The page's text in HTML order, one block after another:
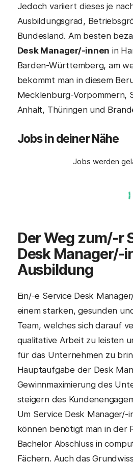
Jedoch variiert dieses je
Ausbildungsgrad,
Bundesland. Am besten
Desk Manager/-innen in
Barden-Württemberg, am
bekommt man in diesem
Mecklenburg-Vorpommern,
Anhalt, Thüringen und
Jobs in deiner Nähe
Jobs werden
Der Weg zum/-r
Desk Manager/-
Ausbildung
Ein/-e Service Desk
einem starken, gesunden
Team, welches sich darauf
qualitative Arbeit zu leisten
für das Unternehmen zu
Hauptaufgabe der Desk
Gewinnmaximierung des
steigern des
Um Service Desk Manager/-
können benötigt man in der
Bachelor Abschluss in
Fächern. Auch das